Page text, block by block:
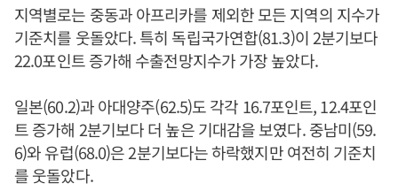
지역별로는 중동과 아프리카를 제외한 모든 지역의 지수가
기준치를 웃돌았다. 특히 독립국가연합(81.3)이 2분기보다
22.0포인트 증가해 수출전망지수가 가장 높았다.
일본(60.2)과 아대양주(62.5)도 각각 16.7포인트, 12.4포인
트 증가해 2분기보다 더 높은 기대감을 보였다. 중남미(59.
6)와 유럽(68.0)은 2분기보다는 하락했지만 여전히 기준치
를 웃돌았다.